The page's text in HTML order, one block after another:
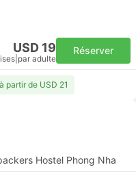
USD 19
par adulte
Réserver
partir de USD 21
Hostel Phong Nha